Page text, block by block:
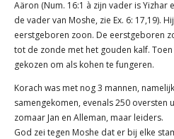
Aäron (Num. 16:1 à zijn vader is Yizhar
de vader van Moshe, zie Ex. 6: 17,19).
eerstgeboren zoon. De eerstgeboren
tot de zonde met het gouden kalf.
gekozen om als kohen te fungeren.
Korach was met nog 3 mannen,
samengekomen, evenals 250 oversten
zomaar Jan en Alleman, maar leiders.
God zei tegen Moshe dat er bij elke